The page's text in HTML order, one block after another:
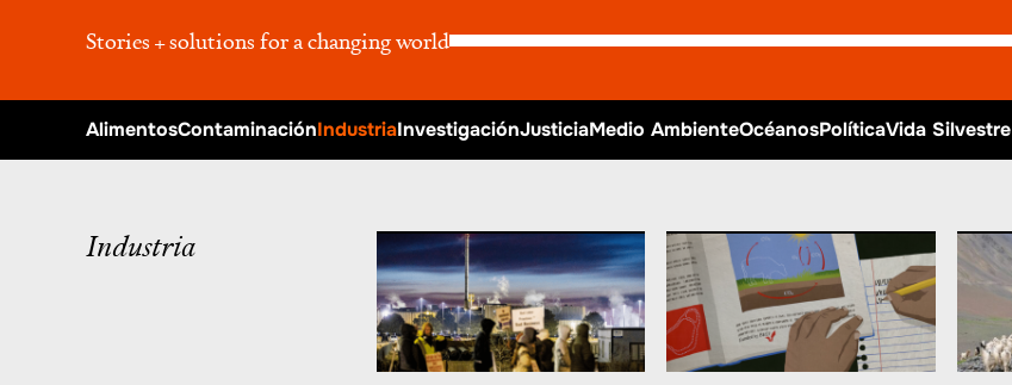
Stories + solutions for a changing world
AlimentosContaminaciónIndustriaInvestigaciónJusticiaMedio AmbienteOcéanosPolíticaVida Silvestre
Industria